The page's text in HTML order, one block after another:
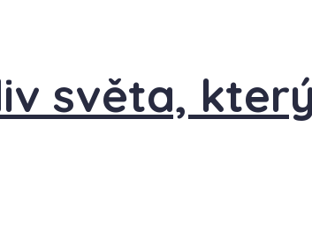
světa,